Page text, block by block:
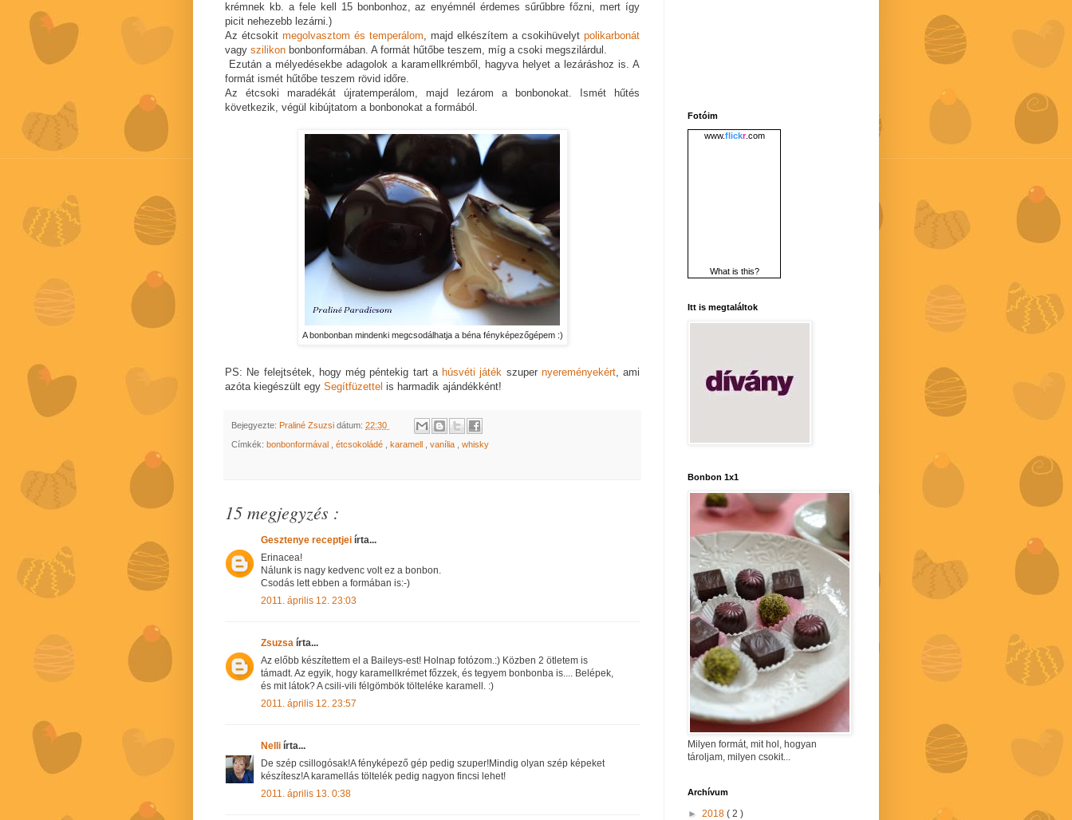
krémnek kb. a fele kell 15 bonbonhoz, az enyémnél érdemes sűrűbbre főzni, mert így
picit nehezebb lezárni.)
Az étcsokit megolvasztom és temperálom, majd elkészítem a csokihüvelyt polikarbonát
vagy szilikon bonbonformában. A formát hűtőbe teszem, míg a csoki megszilárdul.
Ezután a mélyedésekbe adagolok a karamellkrémből, hagyva helyet a lezáráshoz is. A
formát ismét hűtőbe teszem rövid időre.
Az étcsoki maradékát újratemperálom, majd lezárom a bonbonokat. Ismét hűtés
következik, végül kibújtatom a bonbonokat a formából.
A bonbonban mindenki megcsodálhatja a béna fényképezőgépem :)
PS: Ne felejtsétek, hogy még péntekig tart a húsvéti játék szuper nyereményekért, ami
azóta kiegészült egy Segítfüzettel is harmadik ajándékként!
Bejegyezte: Praliné Zsuzsi dátum: 22:30
Címkék: bonbonformával , étcsokoládé , karamell , vanília , whisky
15 megjegyzés :
Gesztenye receptjei írta...
Erinacea!
Nálunk is nagy kedvenc volt ez a bonbon.
Csodás lett ebben a formában is:-)
2011. április 12. 23:03
Zsuzsa írta...
Az előbb készítettem el a Baileys-est! Holnap fotózom.:) Közben 2 ötletem is
támadt. Az egyik, hogy karamellkrémet főzzek, és tegyem bonbonba is.... Belépek,
és mit látok? A csili-vili félgömbök tölteléke karamell. :)
2011. április 12. 23:57
Nelli írta...
De szép csillogósak!A fényképező gép pedig szuper!Mindig olyan szép képeket
készítesz!A karamellás töltelék pedig nagyon fincsi lehet!
2011. április 13. 0:38
Fotóim
www.flickr.com
What is this?
Itt is megtaláltok
Bonbon 1x1
Milyen formát, mit hol, hogyan
tároljam, milyen csokit...
Archívum
► 2018 ( 2 )